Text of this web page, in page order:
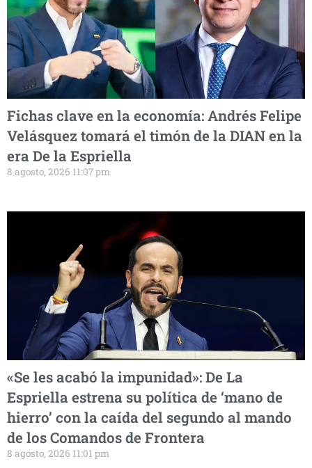
Fichas clave en la economía: Andrés Felipe
Velásquez tomará el timón de la DIAN en la
era De la Espriella
8 agosto, 2026 11:07 pm
«Se les acabó la impunidad»: De La
Espriella estrena su política de ‘mano de
hierro’ con la caída del segundo al mando
de los Comandos de Frontera
8 agosto, 2026 11:01 pm